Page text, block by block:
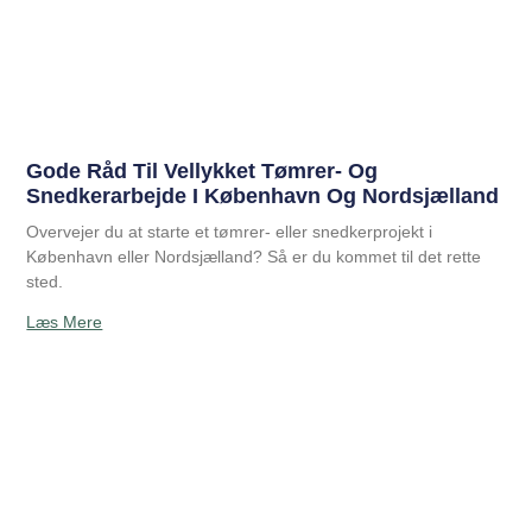
Gode Råd Til Vellykket Tømrer- Og
Snedkerarbejde I København Og Nordsjælland
Overvejer du at starte et tømrer- eller snedkerprojekt i
København eller Nordsjælland? Så er du kommet til det rette
sted.
Læs Mere